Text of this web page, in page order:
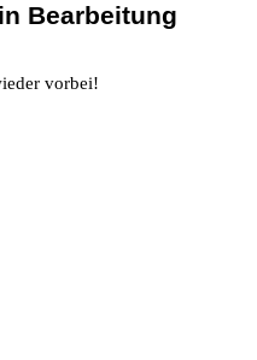
Bearbeitung
vorbei!